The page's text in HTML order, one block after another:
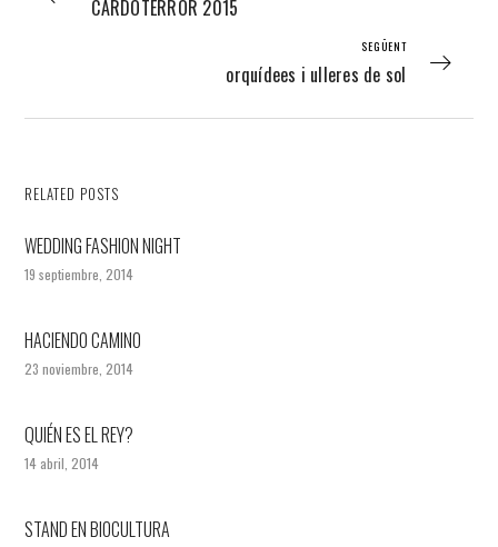
CARDOTERROR 2015
SEGÜENT
orquídees i ulleres de sol
RELATED POSTS
WEDDING FASHION NIGHT
19 septiembre, 2014
HACIENDO CAMINO
23 noviembre, 2014
QUIÉN ES EL REY?
14 abril, 2014
STAND EN BIOCULTURA